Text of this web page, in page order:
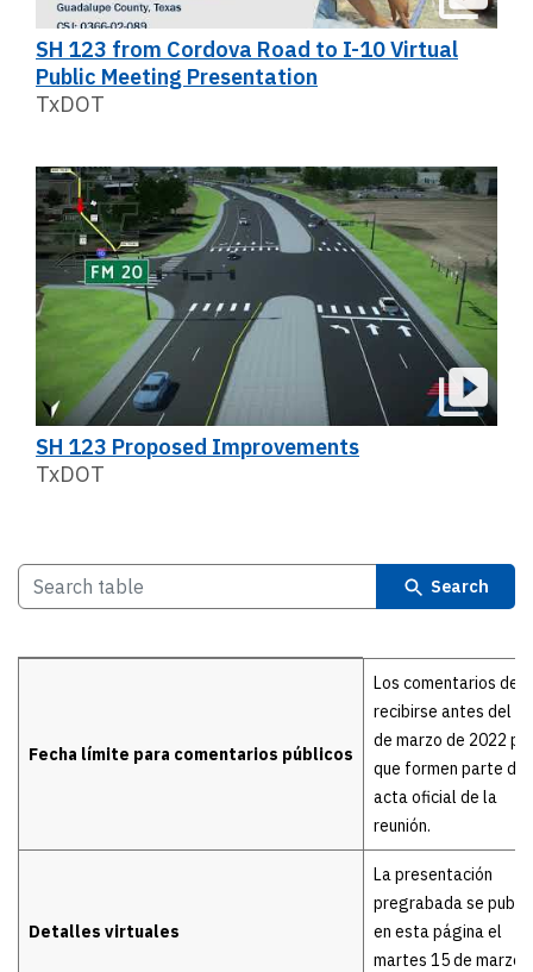
SH 123 from Cordova Road to I-10 Virtual
Public Meeting Presentation
TxDOT
SH 123 Proposed Improvements
TxDOT
Search
Fecha límite para comentarios públicos
Los comentarios
recibirse antes del 30
de marzo de 2022
que formen parte del
acta oficial de la
reunión.
Detalles virtuales
La presentación
pregrabada se
en esta página el
martes 15 de marzo